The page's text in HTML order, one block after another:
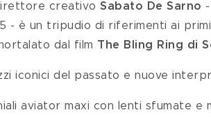
creativo Sabato De Sarno
- è un tripudio di riferimenti ai primi
dal film The Bling Ring di
iconici del passato e nuove
aviator maxi con lenti sfumate